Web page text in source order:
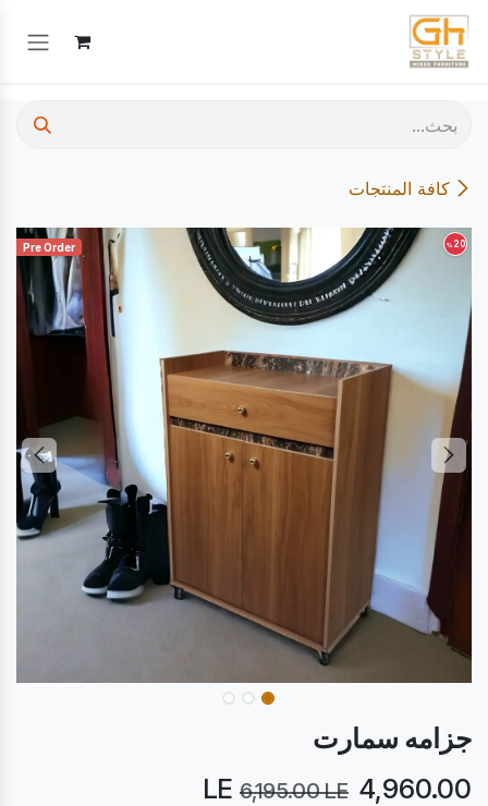
تخطي للذهاب إلى المحتوى
كافة المنتجات
Pre Order 20
%
جزامه سمارت
4,960.00
6,195.00LE